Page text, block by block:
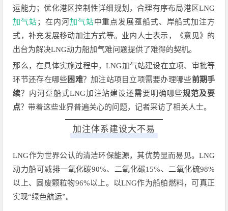
运能力；优化港区控制性详细规划，合理有序布局港区LNG
加气站；在内河 加气站中重点发展趸船式、岸船式加注方
式，补充发展移动加注方式等。业内人士表示，《意见》的
出台为解决LNG动力船加气难问题提供了难得的契机。
那么，在具体实施过程中，LNG加气站建设在立项、审批等
环节还存在哪些困难？加注站项目立项需要办理哪些前期手
续？内河趸船式LNG加注站建设还需要明确哪些规范及要
点？带着这些业界普遍关心的问题，记者采访了相关人士。
加注体系建设大不易
LNG作为世界公认的清洁环保能源，其优势显而易见。LNG
动力船可减排一氧化碳90%、二氧化碳15%、二氧化硫98%
以上、固废颗粒物96%以上。以LNG作为船舶燃料，可真正
实现“绿色航运”。